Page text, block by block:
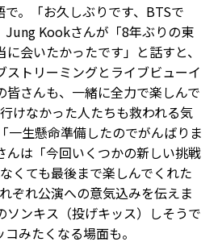
。「お久しぶりです、BTSで
Jung Kookさんが「8年ぶりの東
会いたかったです」と話すと、
ストリーミングとライブビューイ
皆さんも、一緒に全力で楽しんで
けなかった人たちも救われる気
生懸命準備したのでがんばりま
んは「今回いくつかの新しい挑戦
くても最後まで楽しんでくれた
ぞれ公演への意気込みを伝えま
ソンキス（投げキッス）しそうで
みたくなる場面も。